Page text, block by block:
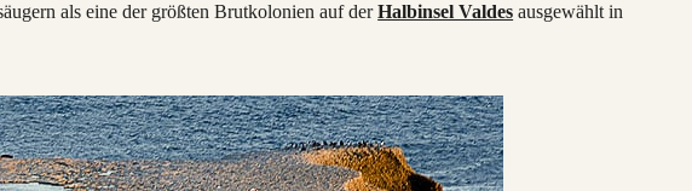
als eine der größten Brutkolonien auf derHalbinsel Valdes ausgewählt in